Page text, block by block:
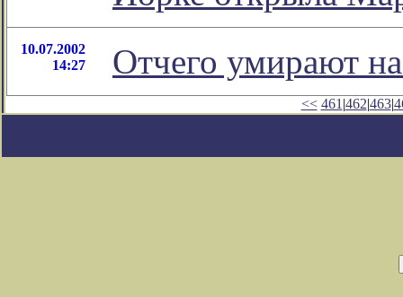
10.07.2002
14:27
Отчего умирают
<< 461 |462|463|